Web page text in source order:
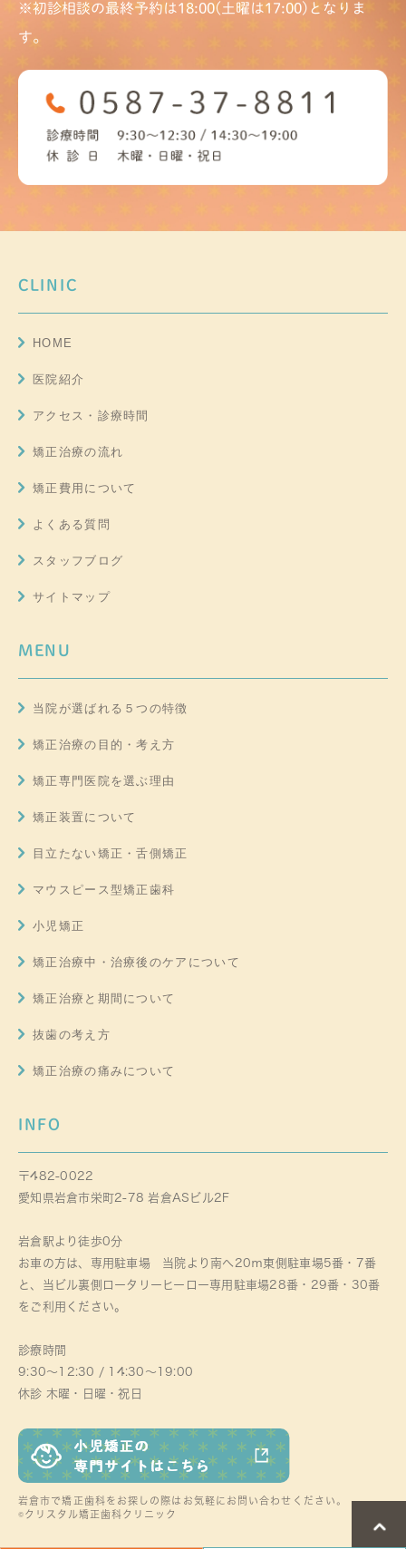
※初診相談の最終予約は18:00(土曜は17:00)となりま
す。
CLINIC
HOME
医院紹介
アクセス・診療時間
矯正治療の流れ
矯正費用について
よくある質問
スタッフブログ
サイトマップ
MENU
当院が選ばれる５つの特徴
矯正治療の目的・考え方
矯正専門医院を選ぶ理由
矯正装置について
目立たない矯正・舌側矯正
マウスピース型矯正歯科
小児矯正
矯正治療中・治療後のケアについて
矯正治療と期間について
抜歯の考え方
矯正治療の痛みについて
INFO
〒482-0022
愛知県岩倉市栄町2-78 岩倉ASビル2F
岩倉駅より徒歩0分
お車の方は、専用駐車場 当院より南へ20ｍ東側駐車場5番・7番
と、当ビル裏側ロータリーヒーロー専用駐車場28番・29番・30番
をご利用ください。
診療時間
9:30～12:30 / 14:30～19:00
休診 木曜・日曜・祝日
岩倉市で矯正歯科をお探しの際はお気軽にお問い合わせください。
©クリスタル矯正歯科クリニック